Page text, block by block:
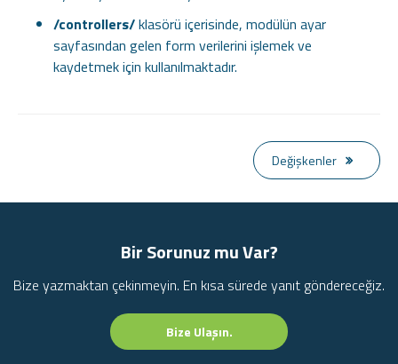
/controllers/klasörü içerisinde, modülün ayar
sayfasından gelen form verilerini işlemek ve
kaydetmek için kullanılmaktadır.
Değişkenler
Bir Sorunuz mu Var?
Bize yazmaktan çekinmeyin. En kısa sürede yanıt göndereceğiz.
Bize Ulaşın.